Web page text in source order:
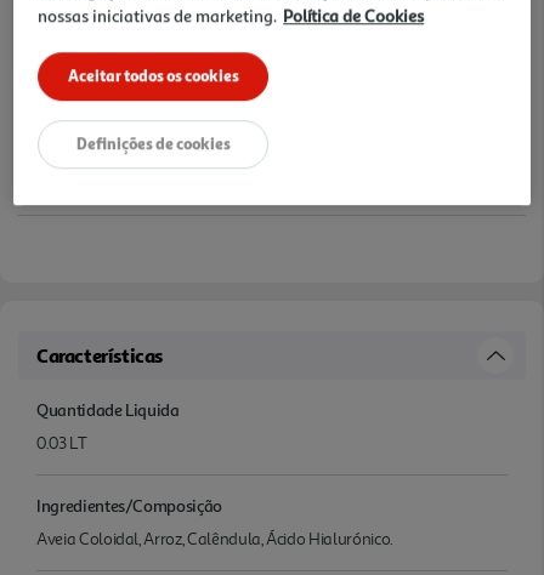
24,50 €
Notas de preparação
Características
Quantidade Liquida
0.03 LT
Ingredientes/Composição
Aveia Coloidal, Arroz, Calêndula, Ácido Hialurónico.
nossas iniciativas de marketing. Política de Cookies
Aceitar todos os cookies
Definições de cookies